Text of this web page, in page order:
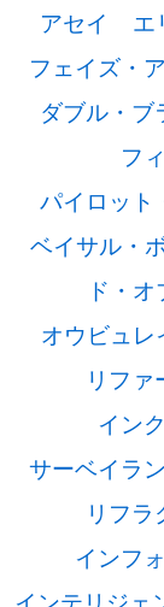
アセイ
エ
フェイズ・
ダブル・ブ
フ
パイロット
ベイサル・
ド・
オウビュレ
リファ
イン
サーベイラ
リフラ
インフ